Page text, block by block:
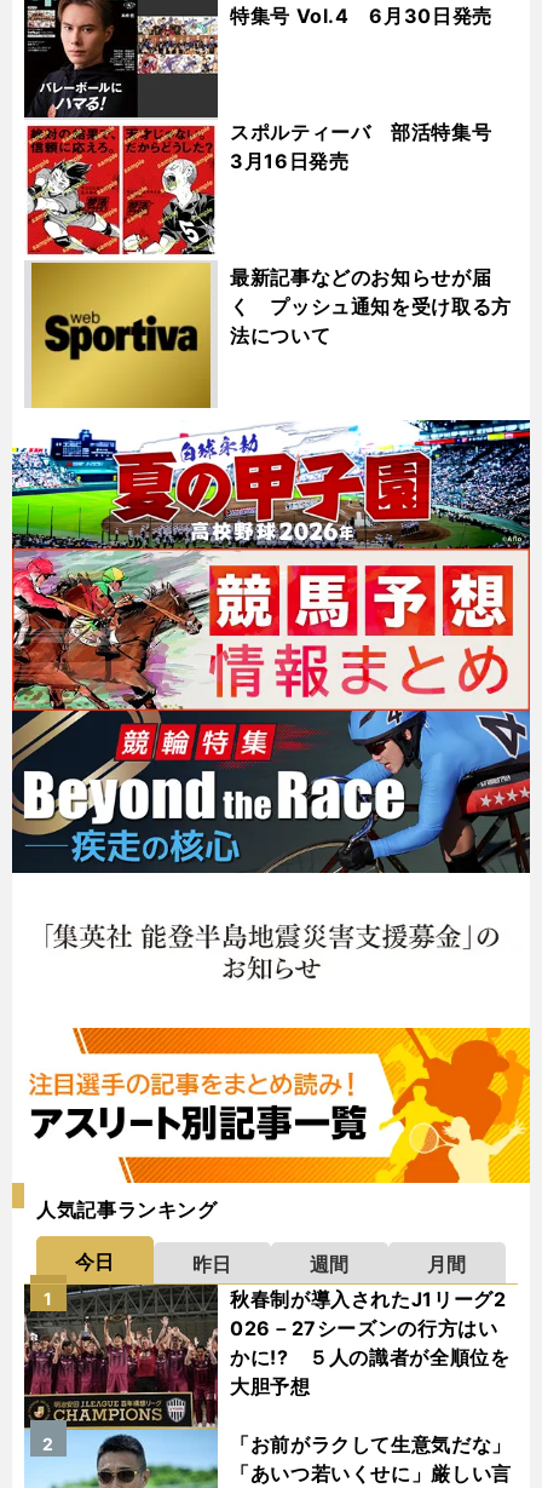
特集号 Vol.4 6月30日発売
スポルティーバ 部活特集号
3月16日発売
最新記事などのお知らせが届
く プッシュ通知を受け取る方
法について
人気記事ランキング
今日 昨日 週間
月間
秋春制が導入されたJ1リーグ2
026－27シーズンの行方はい
かに!? ５人の識者が全順位を
大胆予想
1
「お前がラクして生意気だな」
「あいつ若いくせに」厳しい言
2